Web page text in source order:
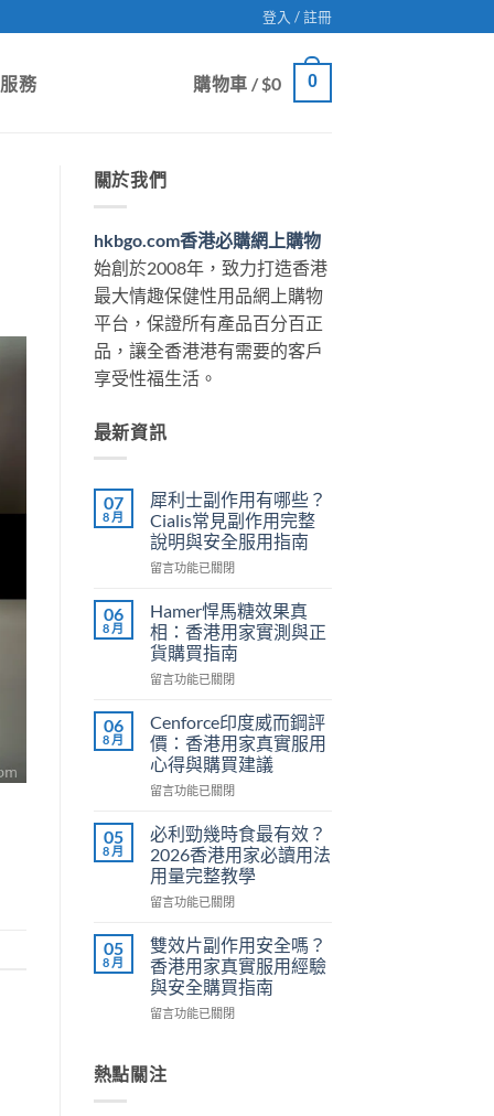
登入 / 註冊
務 購物車 /$0 0
關於我們
hkbgo.com香港必購網上購物
始創於2008年，致力打造香港
最大情趣保健性用品網上購物
平台，保證所有產品百分百正
品，讓全香港港有需要的客戶
享受性福生活。
最新資訊
07
8 月
犀利士副作用有哪些？
Cialis常見副作用完整
說明與安全服用指南
在
利
士
副
作
用
哪
些？
Cialis
常
見
作
用
完
整
說
與
安
全
服
用
中
留言功能已關閉
06
8 月
Hamer悍馬糖效果真
相：香港用家實測與正
貨購買指南
在
悍
馬
糖
效
果
相：
香
港
用
家
測
與
正
貨
購
南〉
留言功能已關閉
06
8 月
Cenforce印度威而鋼評
價：香港用家真實服用
心得與購買建議
在
印
度
威
而
鋼
價：
香
港
用
家
服
留言功能已關閉
05
8 月
必利勁幾時食最有效？
2026香港用家必讀用法
用量完整教學
在
利
勁
幾
時
食
效？
留言功能已關閉
05
8 月
雙效片副作用安全嗎？
香港用家真實服用經驗
與安全購買指南
在
片
副
留言功能已關閉
熱點關注